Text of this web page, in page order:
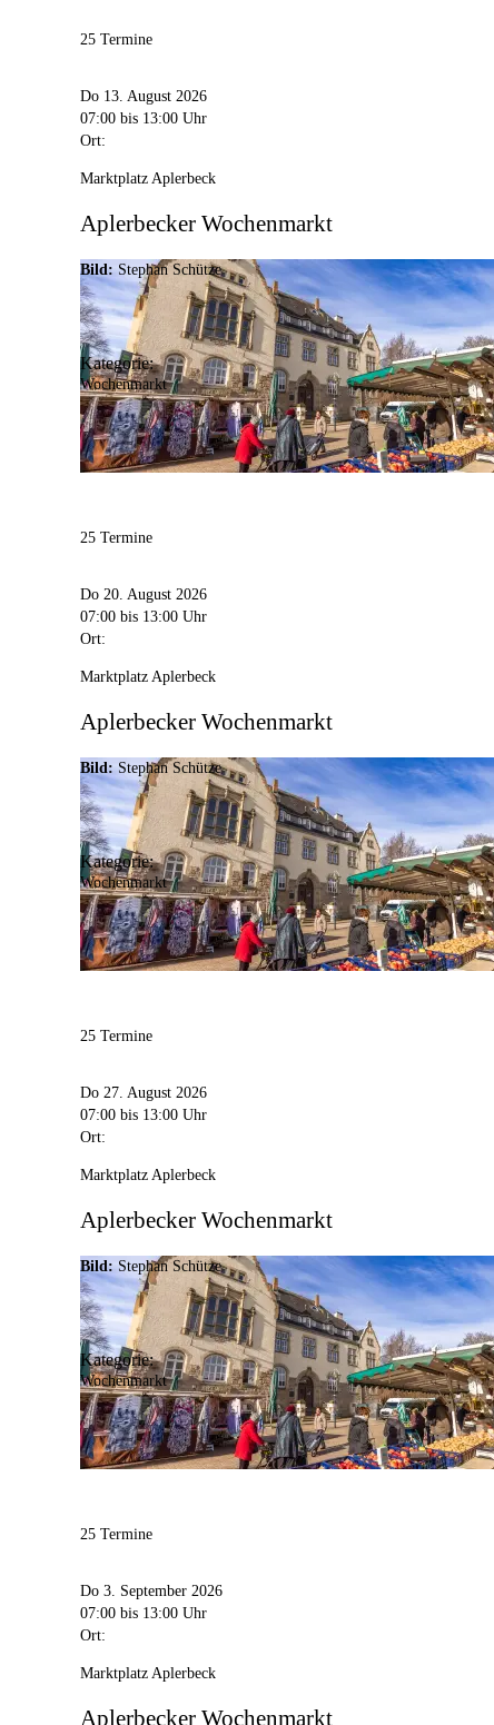
25 Termine
Do 13. August 2026
07:00 bis 13:00 Uhr
Ort:
Marktplatz Aplerbeck
Aplerbecker Wochenmarkt
Bild: Stephan Schütze
Kategorie:
Wochenmarkt
25 Termine
Do 20. August 2026
07:00 bis 13:00 Uhr
Ort:
Marktplatz Aplerbeck
Aplerbecker Wochenmarkt
Bild: Stephan Schütze
Kategorie:
Wochenmarkt
25 Termine
Do 27. August 2026
07:00 bis 13:00 Uhr
Ort:
Marktplatz Aplerbeck
Aplerbecker Wochenmarkt
Bild: Stephan Schütze
Kategorie:
Wochenmarkt
25 Termine
Do 3. September 2026
07:00 bis 13:00 Uhr
Ort:
Marktplatz Aplerbeck
Aplerbecker Wochenmarkt